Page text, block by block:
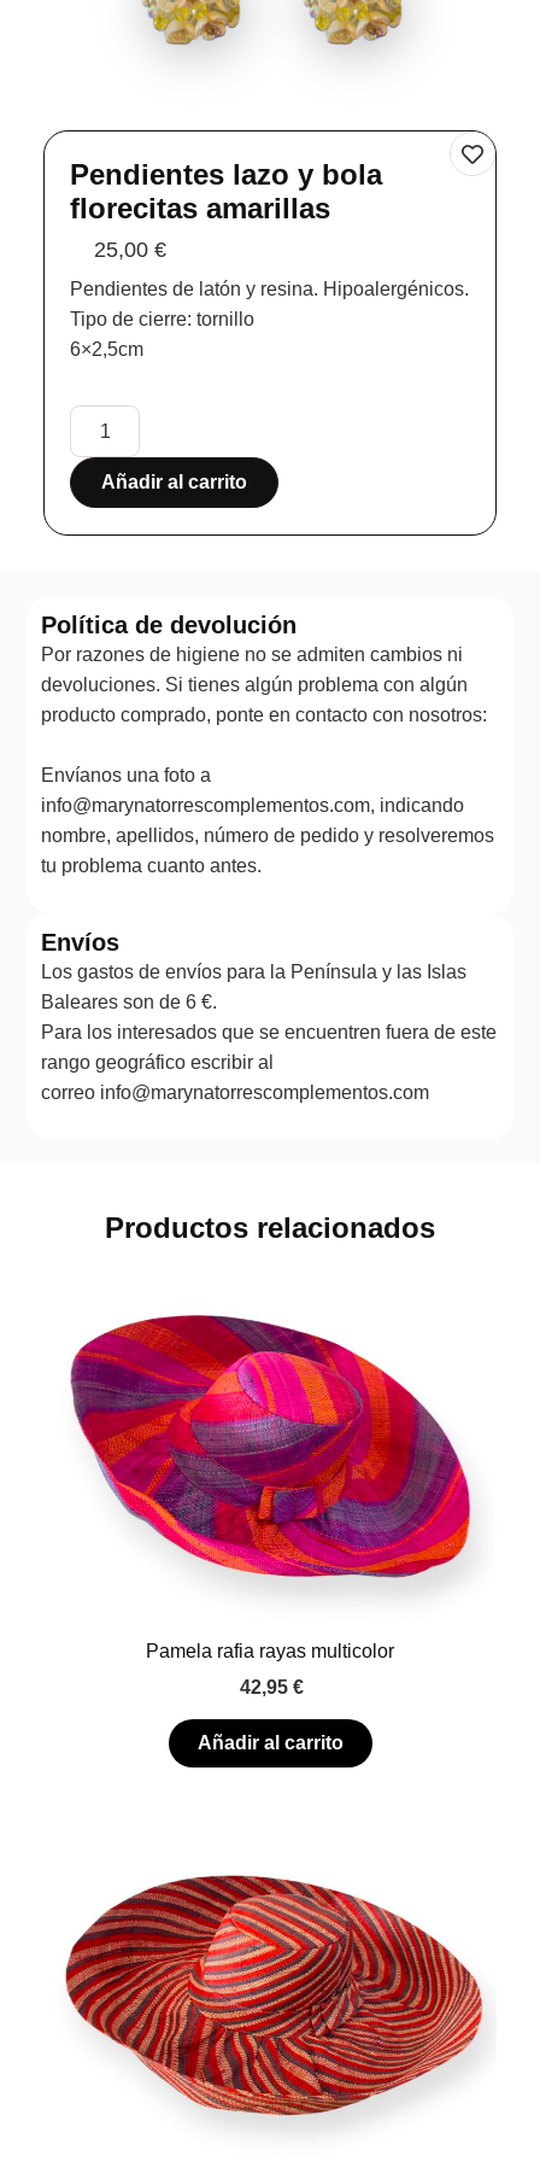
Pendientes lazo y bola
florecitas amarillas
25,00€
Pendientes de latón y resina. Hipoalergénicos.
Tipo de cierre: tornillo
6×2,5cm
Añadir al carrito
Política de devolución
Por razones de higiene no se admiten cambios ni
devoluciones. Si tienes algún problema con algún
producto comprado, ponte en contacto con nosotros:
Envíanos una foto a
info@marynatorrescomplementos.com, indicando
nombre, apellidos, número de pedido y resolveremos
tu problema cuanto antes.
Envíos
Los gastos de envíos para la Península y las Islas
Baleares son de 6 €.
Para los interesados que se encuentren fuera de este
rango geográfico escribir al
correo info@marynatorrescomplementos.com
Productos relacionados
Pamela rafia rayas multicolor
42,95 €
Añadir al carrito